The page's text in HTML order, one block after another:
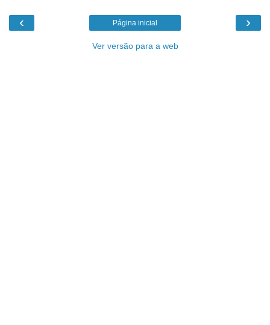
‹ ›
Página inicial
Ver versão para a web